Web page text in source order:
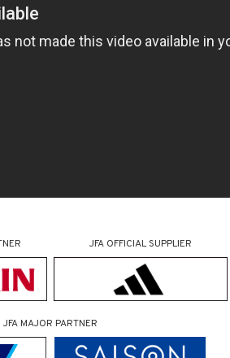
JFA OFFICIALSUPPLIER
JFA MAJOR PARTNER